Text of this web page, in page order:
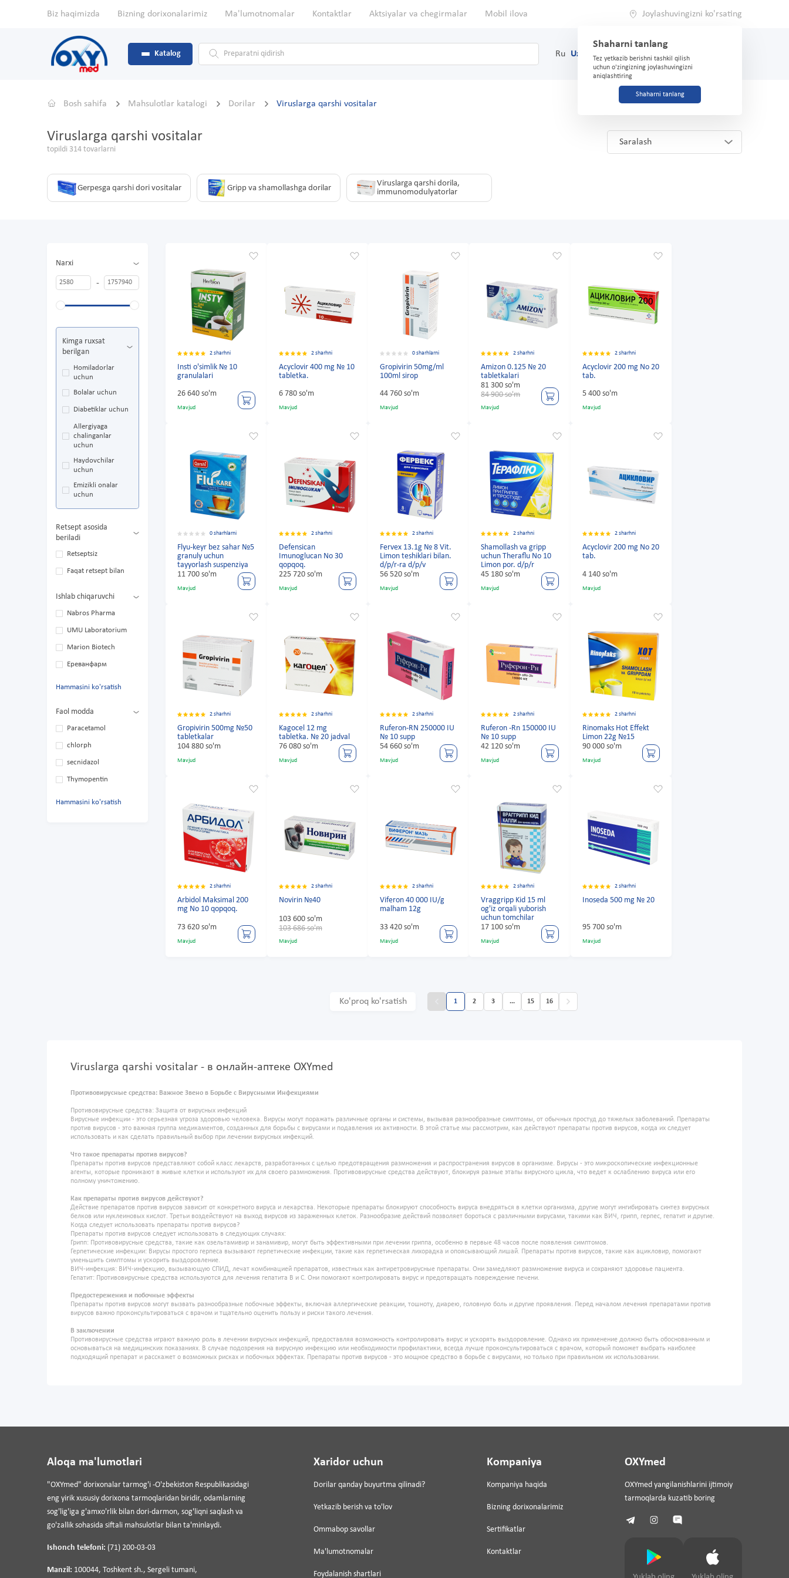
Biz haqimizda Bizning dorixonalarimiz Ma'lumotnomalar Kontaktlar Aktsiyalar va chegirmalar Mobil ilova Joylashuvingizni ko'rsating
Shaharni tanlang
Tez yetkazib berishni tashkil qilish
uchun o'zingizning joylashuvingizni
aniqlashtiring
Shaharni tanlang
Katalog Ru Uz (71) 200-03-03
Bosh sahifa Mahsulotlar katalogi Dorilar Viruslarga qarshi vositalar
Viruslarga qarshi vositalar
topildi 314 tovarlarni
Saralash
Gerpesga qarshi dori vositalar Gripp va shamollashga dorilar
Viruslarga qarshi dorila,
immunomodulyatorlar
Narxi
-
Kimga ruxsat
berilgan
Homiladorlar
uchun
Bolalar uchun
Diabetiklar uchun
Allergiyaga
chalinganlar
uchun
Haydovchilar
uchun
Emizikli onalar
uchun
Retsept asosida
beriladi
Retseptsiz
Faqat retsept bilan
Ishlab chiqaruvchi
Nabros Pharma
UMU Laboratorium
Marion Biotech
Ереванфарм
Hammasini ko'rsatish
Faol modda
Paracetamol
chlorph
secnidazol
Thymopentin
Hammasini ko'rsatish
2 sharhni
Insti o'simlik № 10
granulalari
26 640 so'm
Mavjud
2 sharhni
Acyclovir 400 mg № 10
tabletka.
6 780 so'm
Mavjud
0 sharhlarni
Gropivirin 50mg/ml
100ml sirop
44 760 so'm
Mavjud
2 sharhni
Amizon 0.125 № 20
tabletkalari
81 300 so'm
84 900 so'm
Mavjud
2 sharhni
Acyclovir 200 mg No 20
tab.
5 400 so'm
Mavjud
0 sharhlarni
Flyu-keyr bez sahar №5
granuly uchun
tayyorlash suspenziya
11 700 so'm
Mavjud
2 sharhni
Defensican
Imunoglucan No 30
qopqoq.
225 720 so'm
Mavjud
2 sharhni
Fervex 13.1g № 8 Vit.
Limon teshiklari bilan.
d/p/r-ra d/p/v
56 520 so'm
Mavjud
2 sharhni
Shamollash va gripp
uchun Theraflu No 10
Limon por. d/p/r
45 180 so'm
Mavjud
2 sharhni
Acyclovir 200 mg No 20
tab.
4 140 so'm
Mavjud
2 sharhni
Gropivirin 500mg №50
tabletkalar
104 880 so'm
Mavjud
2 sharhni
Kagocel 12 mg
tabletka. № 20 jadval
76 080 so'm
Mavjud
2 sharhni
Ruferon-RN 250000 IU
№ 10 supp
54 660 so'm
Mavjud
2 sharhni
Ruferon -Rn 150000 IU
№ 10 supp
42 120 so'm
Mavjud
2 sharhni
Rinomaks Hot Effekt
Limon 22g №15
90 000 so'm
Mavjud
2 sharhni
Arbidol Maksimal 200
mg No 10 qopqoq.
73 620 so'm
Mavjud
2 sharhni
Novirin №40
103 600 so'm
103 686 so'm
Mavjud
2 sharhni
Viferon 40 000 IU/g
malham 12g
33 420 so'm
Mavjud
2 sharhni
Vraggripp Kid 15 ml
og'iz orqali yuborish
uchun tomchilar
17 100 so'm
Mavjud
2 sharhni
Inoseda 500 mg № 20
95 700 so'm
Mavjud
Ko'proq ko'rsatish 1 2 3 ... 15 16
Viruslarga qarshi vositalar - в онлайн-аптеке OXYmed
Противовирусные средства: Важное Звено в Борьбе с Вирусными Инфекциями
Противовирусные средства: Защита от вирусных инфекций
Вирусные инфекции - это серьезная угроза здоровью человека. Вирусы могут поражать различные органы и системы, вызывая разнообразные симптомы, от обычных простуд до тяжелых заболеваний. Препараты
против вирусов - это важная группа медикаментов, созданных для борьбы с вирусами и подавления их активности. В этой статье мы рассмотрим, как действуют препараты против вирусов, когда их следует
использовать и как сделать правильный выбор при лечении вирусных инфекций.
Что такое препараты против вирусов?
Препараты против вирусов представляют собой класс лекарств, разработанных с целью предотвращения размножения и распространения вирусов в организме. Вирусы - это микроскопические инфекционные
агенты, которые проникают в живые клетки и используют их для своего размножения. Противовирусные средства действуют, блокируя разные этапы вирусного цикла, что ведет к ослаблению вируса или его
полному уничтожению.
Как препараты против вирусов действуют?
Действие препаратов против вирусов зависит от конкретного вируса и лекарства. Некоторые препараты блокируют способность вируса внедряться в клетки организма, другие могут ингибировать синтез вирусных
белков или нуклеиновых кислот. Третьи воздействуют на выход вирусов из зараженных клеток. Разнообразие действий позволяет бороться с различными вирусами, такими как ВИЧ, грипп, герпес, гепатит и другие.
Когда следует использовать препараты против вирусов?
Препараты против вирусов следует использовать в следующих случаях:
Грипп: Противовирусные средства, такие как озельтамивир и занамивир, могут быть эффективными при лечении гриппа, особенно в первые 48 часов после появления симптомов.
Герпетические инфекции: Вирусы простого герпеса вызывают герпетические инфекции, такие как герпетическая лихорадка и опоясывающий лишай. Препараты против вирусов, такие как ацикловир, помогают
уменьшить симптомы и ускорить выздоровление.
ВИЧ-инфекция: ВИЧ-инфекцию, вызывающую СПИД, лечат комбинацией препаратов, известных как антиретровирусные препараты. Они замедляют размножение вируса и сохраняют здоровье пациента.
Гепатит: Противовирусные средства используются для лечения гепатита В и C. Они помогают контролировать вирус и предотвращать повреждение печени.
Предостережения и побочные эффекты
Препараты против вирусов могут вызвать разнообразные побочные эффекты, включая аллергические реакции, тошноту, диарею, головную боль и другие проявления. Перед началом лечения препаратами против
вирусов важно проконсультироваться с врачом и тщательно оценить пользу и риски такого лечения.
В заключении
Противовирусные средства играют важную роль в лечении вирусных инфекций, предоставляя возможность контролировать вирус и ускорять выздоровление. Однако их применение должно быть обоснованным и
основываться на медицинских показаниях. В случае подозрения на вирусную инфекцию или необходимости профилактики, всегда лучше проконсультироваться с врачом, который поможет выбрать наиболее
подходящий препарат и расскажет о возможных рисках и побочных эффектах. Препараты против вирусов - это мощное средство в борьбе с вирусами, но только при правильном их использовании.
Aloqa ma'lumotlari
"OXYmed" dorixonalar tarmog'i -O'zbekiston Respublikasidagi
eng yirik xususiy dorixona tarmoqlaridan biridir, odamlarning
sog'lig'iga g'amxo'rlik bilan dori-darmon, sog'liqni saqlash va
go'zallik sohasida siftali mahsulotlar bilan ta'minlaydi.
Ishonch telefoni: (71) 200-03-03
Manzil: 100044, Toshkent sh., Sergeli tumani,
Xaridor uchun
Dorilar qanday buyurtma qilinadi?
Yetkazib berish va to'lov
Ommabop savollar
Ma'lumotnomalar
Foydalanish shartlari
Kompaniya
Kompaniya haqida
Bizning dorixonalarimiz
Sertifikatlar
Kontaktlar
OXYmed
OXYmed yangilanishlarini ijtimoiy
tarmoqlarda kuzatib boring